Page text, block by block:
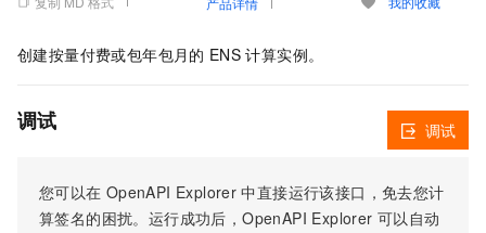
创建按量付费或包年包月的 ENS 计算实例。
调试
您可以在 OpenAPI Explorer 中直接运行该接口，免去您计
算签名的困扰。运行成功后，OpenAPI Explorer 可以自动
调试